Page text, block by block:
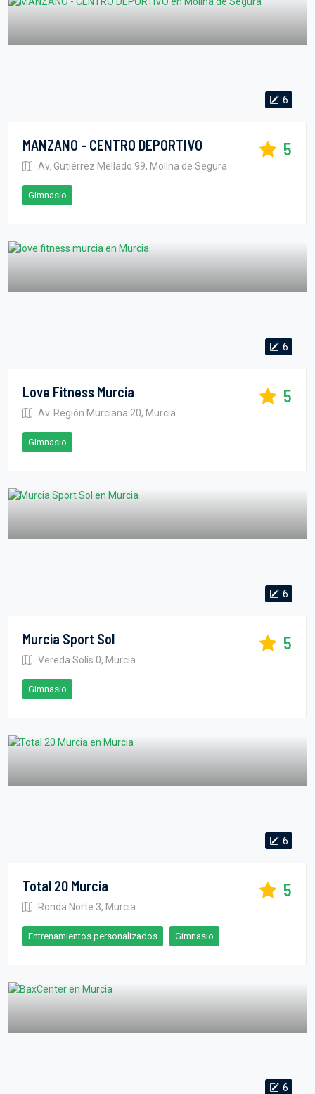
6
MANZANO - CENTRO DEPORTIVO
Av. Gutiérrez Mellado 99, Molina de Segura
5
Gimnasio
6
Love Fitness Murcia
Av. Región Murciana 20, Murcia
5
Gimnasio
6
Murcia Sport Sol
Vereda Solís 0, Murcia
5
Gimnasio
6
Total 20 Murcia
Ronda Norte 3, Murcia
5
Entrenamientos personalizados Gimnasio
6